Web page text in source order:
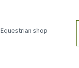
Equestrian shop